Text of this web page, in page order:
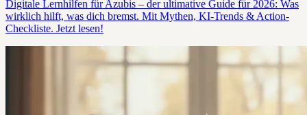
Digitale Lernhilfen für Azubis – der ultimative Guide für 2026: Was
wirklich hilft, was dich bremst. Mit Mythen, KI-Trends & Action-
Checkliste. Jetzt lesen!